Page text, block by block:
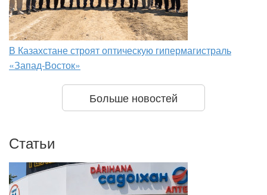
В Казахстане строят оптическую гипермагистраль
«Запад-Восток»
Больше новостей
Статьи